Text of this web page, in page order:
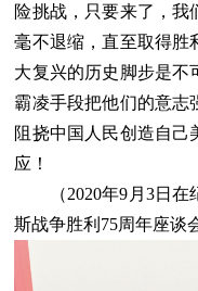
险挑战，只要来了，我
毫不退缩，直至取得胜
大复兴的历史脚步是不
霸凌手段把他们的意志
阻挠中国人民创造自己
应！
（2020年9月3日在
斯战争胜利75周年座谈